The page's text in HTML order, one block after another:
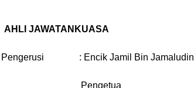
AHLI JAWATANKUASA
Pengerusi : Encik Jamil Bin Jamaludin
Pengetua